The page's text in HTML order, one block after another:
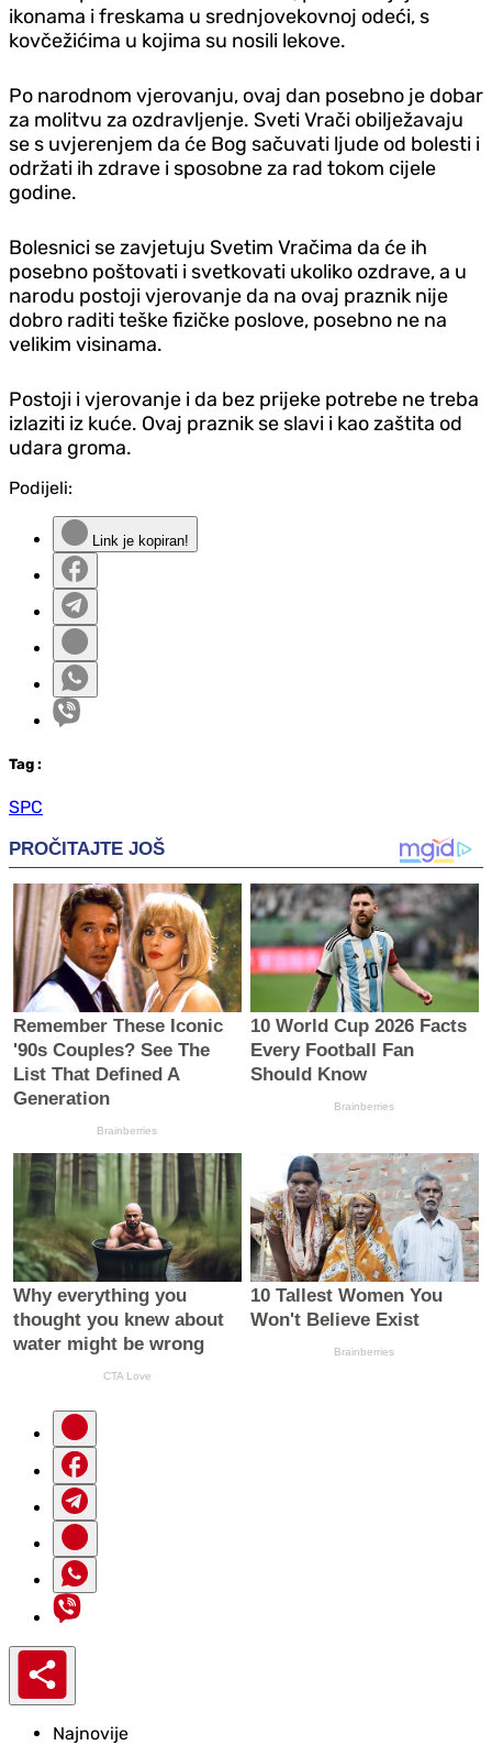
ikonama i freskama u srednjovekovnoj odeći, s
kovčežićima u kojima su nosili lekove.
Po narodnom vjerovanju, ovaj dan posebno je dobar
za molitvu za ozdravljenje. Sveti Vrači obilježavaju
se s uvjerenjem da će Bog sačuvati ljude od bolesti i
održati ih zdrave i sposobne za rad tokom cijele
godine.
Bolesnici se zavjetuju Svetim Vračima da će ih
posebno poštovati i svetkovati ukoliko ozdrave, a u
narodu postoji vjerovanje da na ovaj praznik nije
dobro raditi teške fizičke poslove, posebno ne na
velikim visinama.
Postoji i vjerovanje i da bez prijeke potrebe ne treba
izlaziti iz kuće. Ovaj praznik se slavi i kao zaštita od
udara groma.
Podijeli:
Link je kopiran!
Tag :
SPC
Najnovije